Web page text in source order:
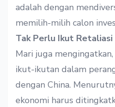
adalah dengan
memilih-milih calon
Tak Perlu Ikut Retaliasi
Mari juga
ikut-ikutan dalam
dengan China.
ekonomi harus